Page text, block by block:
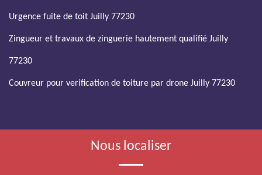
Urgence fuite de toit Juilly 77230
Zingueur et travaux de zinguerie hautement qualifié Juilly
77230
Couvreur pour verification de toiture par drone Juilly 77230
Nous localiser